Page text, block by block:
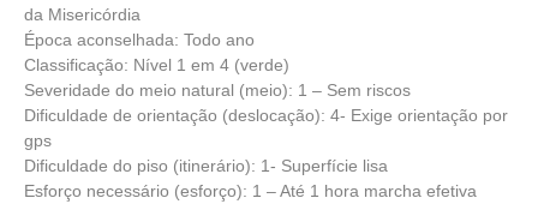
da Misericórdia
Época aconselhada: Todo ano
Classificação: Nível 1 em 4 (verde)
Severidade do meio natural (meio): 1 – Sem riscos
Dificuldade de orientação (deslocação): 4- Exige orientação por
gps
Dificuldade do piso (itinerário): 1- Superfície lisa
Esforço necessário (esforço): 1 – Até 1 hora marcha efetiva